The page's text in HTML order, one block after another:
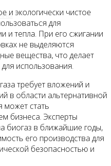
и экологически чистое
для
и тепла. При его сжигании
не выделяются
вещества, что делает
использования.
требует вложений и
в области альтернативной
может стать
бизнеса. Эксперты
биогаз в ближайшие годы,
его производства для
безопасностью и